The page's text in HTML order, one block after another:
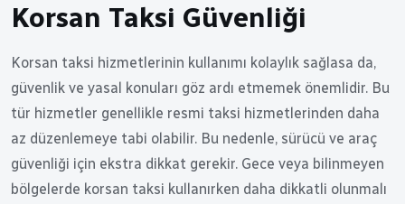
Korsan Taksi Güvenliği
Korsan taksi hizmetlerinin kullanımı kolaylık sağlasa da,
güvenlik ve yasal konuları göz ardı etmemek önemlidir. Bu
tür hizmetler genellikle resmi taksi hizmetlerinden daha
az düzenlemeye tabi olabilir. Bu nedenle, sürücü ve araç
güvenliği için ekstra dikkat gerekir. Gece veya bilinmeyen
bölgelerde korsan taksi kullanırken daha dikkatli olunmalı